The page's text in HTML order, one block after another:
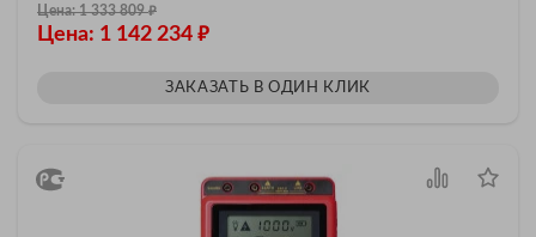
Цена: 1 333 809₽
Цена: 1 142 234 ₽
ЗАКАЗАТЬ В ОДИН КЛИК